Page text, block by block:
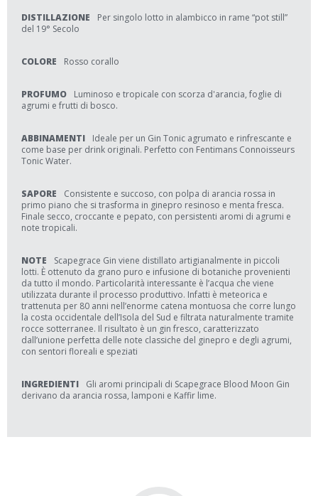
DISTILLAZIONE
Per singolo lotto in alambicco in rame “pot still”
del 19° Secolo
COLORE Rosso corallo
PROFUMO
Luminoso e tropicale con scorza d'arancia, foglie di
agrumi e frutti di bosco.
ABBINAMENTI
Ideale per un Gin Tonic agrumato e rinfrescante e
come base per drink originali. Perfetto con Fentimans Connoisseurs
Tonic Water.
SAPORE
Consistente e succoso, con polpa di arancia rossa in
primo piano che si trasforma in ginepro resinoso e menta fresca.
Finale secco, croccante e pepato, con persistenti aromi di agrumi e
note tropicali.
NOTE
Scapegrace Gin viene distillato artigianalmente in piccoli
lotti. È ottenuto da grano puro e infusione di botaniche provenienti
da tutto il mondo. Particolarità interessante è l’acqua che viene
utilizzata durante il processo produttivo. Infatti è meteorica e
trattenuta per 80 anni nell’enorme catena montuosa che corre lungo
la costa occidentale dell’Isola del Sud e filtrata naturalmente tramite
rocce sotterranee. Il risultato è un gin fresco, caratterizzato
dall’unione perfetta delle note classiche del ginepro e degli agrumi,
con sentori floreali e speziati
INGREDIENTI
Gli aromi principali di Scapegrace Blood Moon Gin
derivano da arancia rossa, lamponi e Kaffir lime.